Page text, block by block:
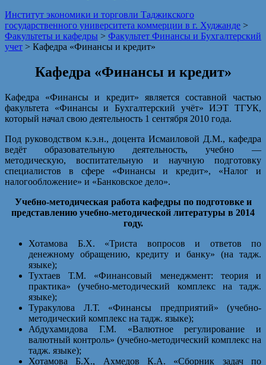
Институт экономики и торговли Таджикского
государственного университета коммерции в г. Худжанде >
Факультеты и кафедры > Факультет Финансы и Бухгалтерский
учет > Кафедра «Финансы и кредит»
Кафедра «Финансы и кредит»
Кафедра «Финансы и кредит» является составной частью
факультета «Финансы и Бухгалтерский учёт» ИЭТ ТГУК,
который начал свою деятельность 1 сентября 2010 года.
Под руководством к.э.н., доцента Исмаиловой Д.М., кафедра
ведёт образовательную деятельность, учебно —
методическую, воспитательную и научную подготовку
специалистов в сфере «Финансы и кредит», «Налог и
налогообложение» и «Банковское дело».
Учебно-методическая работа кафедры по подготовке и
представлению учебно-методической литературы в 2014
году.
Хотамова Б.Х. «Триста вопросов и ответов по
денежному обращению, кредиту и банку» (на тадж.
языке);
Тухтаев Т.М. «Финансовый менеджмент: теория и
практика» (учебно-методический комплекс на тадж.
языке);
Туракулова Л.Т. «Финансы предприятий» (учебно-
методический комплекс на тадж. языке);
Абдухамидова Г.М. «Валютное регулирование и
валютный контроль» (учебно-методический комплекс на
тадж. языке);
Хотамова Б.Х., Ахмедов К.А. «Сборник задач по